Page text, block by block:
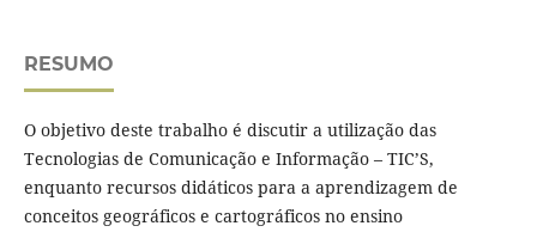
RESUMO
O objetivo deste trabalho é discutir a utilização das
Tecnologias de Comunicação e Informação – TIC’S,
enquanto recursos didáticos para a aprendizagem de
conceitos geográficos e cartográficos no ensino